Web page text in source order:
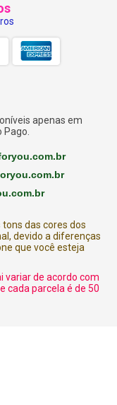
apenas em
das cores dos
devido a diferenças
que você esteja
variar de acordo com
cada parcela é de 50